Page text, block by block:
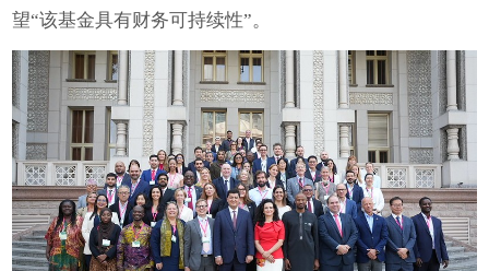
望“该基金具有财务可持续性”。